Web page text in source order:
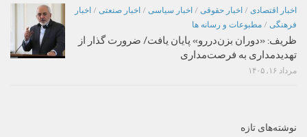
اخبار اقتصادی / اخبار حقوقی / اخبار سیاسی / اخبار صنعتی / اخبار
فرهنگی / مطبوعات و رسانه ها
ظریف: «دوران بزن‌دررو» پایان یافت/ ضرورت گذار از
تهدیدمداری به فرصت‌مداری
مرداد ۱۶, ۱۴۰۵
نوشته‌های تازه